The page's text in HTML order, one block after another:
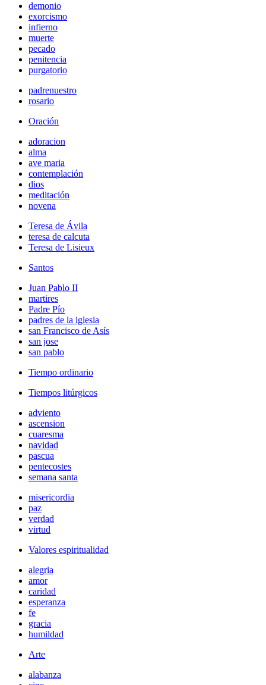
demonio
exorcismo
infierno
muerte
pecado
penitencia
purgatorio
padrenuestro
rosario
Oración
adoracion
alma
ave maria
contemplación
dios
meditación
novena
Teresa de Ávila
teresa de calcuta
Teresa de Lisieux
Santos
Juan Pablo II
martires
Padre Pío
padres de la iglesia
san Francisco de Asís
san jose
san pablo
Tiempo ordinario
Tiempos litúrgicos
adviento
ascension
cuaresma
navidad
pascua
pentecostes
semana santa
misericordia
paz
verdad
virtud
Valores espiritualidad
alegria
amor
caridad
esperanza
fe
gracia
humildad
Arte
alabanza